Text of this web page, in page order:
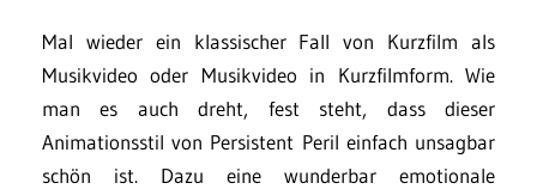
Mal wieder ein klassischer Fall von Kurzfilm als
Musikvideo oder Musikvideo in Kurzfilmform. Wie
man es auch dreht, fest steht, dass dieser
Animationsstil von Persistent Peril einfach unsagbar
schön ist. Dazu eine wunderbar emotionale